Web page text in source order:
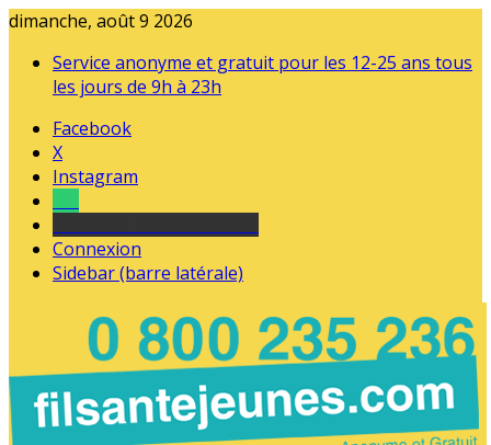
dimanche, août 9 2026
Service anonyme et gratuit pour les 12-25 ans tous
les jours de 9h à 23h
Facebook
X
Instagram
Connexion
Sidebar (barre latérale)